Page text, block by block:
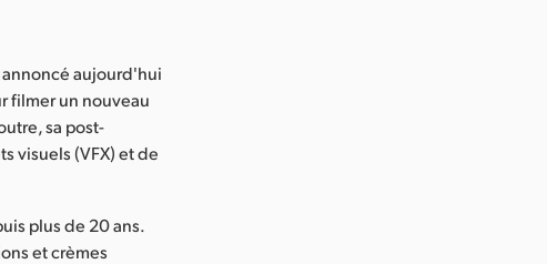
aujourd'hui
filmer un nouveau
sa post-
visuels (VFX) et de
plus de 20 ans.
et crèmes